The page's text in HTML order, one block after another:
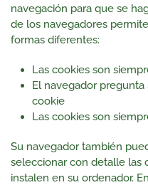
navegación para que se
de los navegadores
formas diferentes:
Las cookies son
El navegador pregunta
cookie
Las cookies son
Su navegador también
seleccionar con detalle las
instalen en su ordenador.